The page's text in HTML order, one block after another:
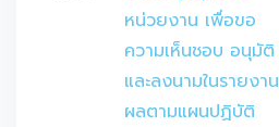
หน่วยงาน เพื่อขอ
ความเห็นชอบ อนุมัติ
และลงนามในรายงาน
ผลตามแผนปฏิบัติ